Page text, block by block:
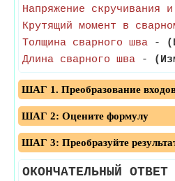
Напряжение скручивания
Крутящий момент в
Толщина сварного шва -
Длина сварного шва -
ШАГ 1. Преобразование
ШАГ 2: Оцените формулу
ШАГ 3: Преобразуйте
ОКОНЧАТЕЛЬНЫЙ ОТВЕТ